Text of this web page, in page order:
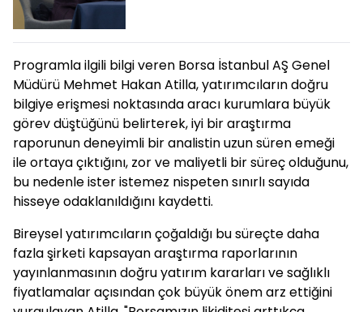
Programla ilgili bilgi veren Borsa İstanbul AŞ Genel
Müdürü Mehmet Hakan Atilla, yatırımcıların doğru
bilgiye erişmesi noktasında aracı kurumlara büyük
görev düştüğünü belirterek, iyi bir araştırma
raporunun deneyimli bir analistin uzun süren emeği
ile ortaya çıktığını, zor ve maliyetli bir süreç olduğunu,
bu nedenle ister istemez nispeten sınırlı sayıda
hisseye odaklanıldığını kaydetti.
Bireysel yatırımcıların çoğaldığı bu süreçte daha
fazla şirketi kapsayan araştırma raporlarının
yayınlanmasının doğru yatırım kararları ve sağlıklı
fiyatlamalar açısından çok büyük önem arz ettiğini